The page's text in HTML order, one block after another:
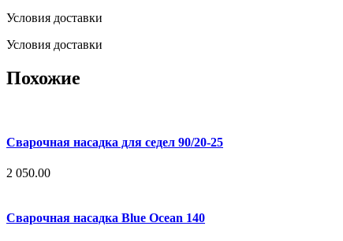
Условия доставки
Условия доставки
Похожие
Сварочная насадка для седел 90/20-25
2 050.00
Сварочная насадка Blue Ocean 140